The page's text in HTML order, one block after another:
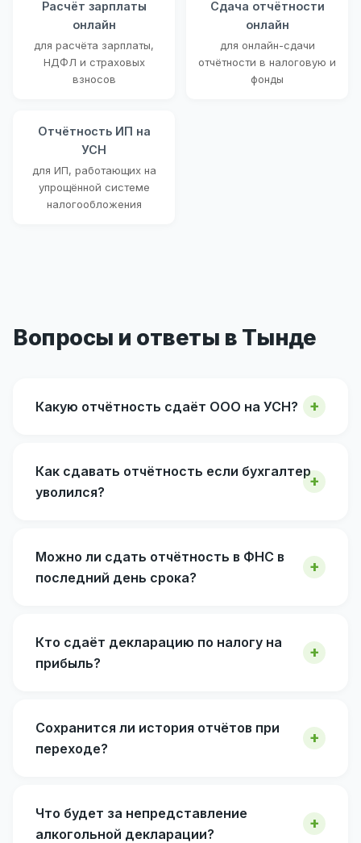
Расчёт зарплаты
онлайн
для расчёта зарплаты,
НДФЛ и страховых
взносов
Сдача отчётности
онлайн
для онлайн-сдачи
отчётности в налоговую и
фонды
Отчётность ИП на
УСН
для ИП, работающих на
упрощённой системе
налогообложения
Вопросы и ответы в Тынде
Какую отчётность сдаёт ООО на УСН?
Как сдавать отчётность если бухгалтер
уволился?
Можно ли сдать отчётность в ФНС в
последний день срока?
Кто сдаёт декларацию по налогу на
прибыль?
Сохранится ли история отчётов при
переходе?
Что будет за непредставление
алкогольной декларации?